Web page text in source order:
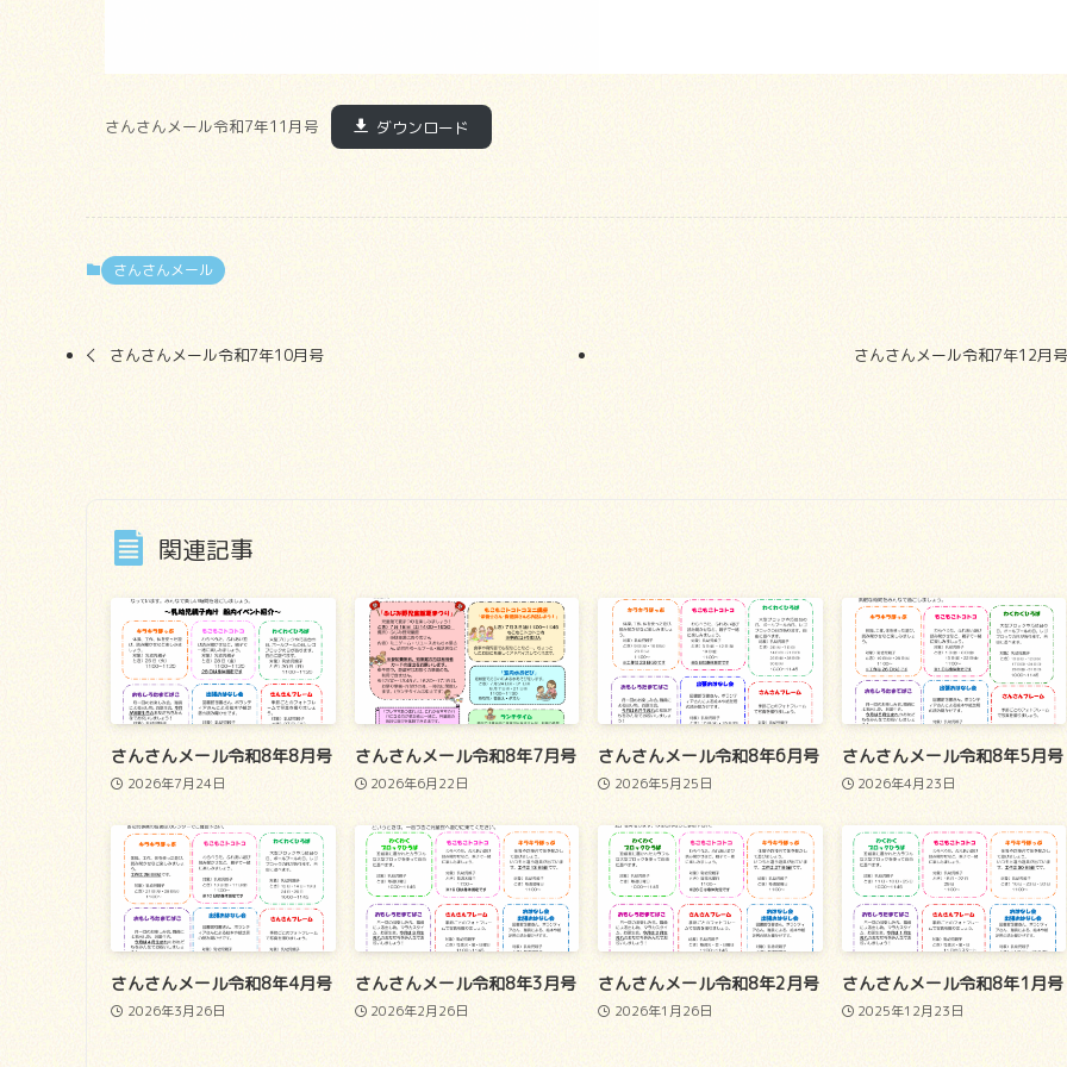
さんさんメール令和7年11月号 ダウンロード
さんさんメール
さんさんメール令和7年10月号 さんさんメール令和7年12月号
関連記事
さんさんメール令和8年8月号
2026年7月24日
さんさんメール令和8年7月号
2026年6月22日
さんさんメール令和8年6月号
2026年5月25日
さんさんメール令和8年5月号
2026年4月23日
さんさんメール令和8年4月号
2026年3月26日
さんさんメール令和8年3月号
2026年2月26日
さんさんメール令和8年2月号
2026年1月26日
さんさんメール令和8年1月号
2025年12月23日